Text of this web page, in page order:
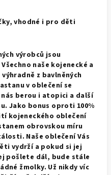
vhodné i pro děti
výrobců jsou
Všechno naše kojenecké a
z bavlněných
v oblečení se
berou i atopici a další
Jako bonus oproti 100%
kojeneckého oblečení
obrovskou míru
Naše oblečení Vás
vydrží a pokud si jej
pošlete dál, bude stále
žmolky. Už nikdy víc